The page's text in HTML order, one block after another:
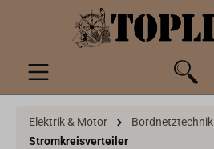
springen
Elektrik & Motor
Bordnetztechnik
Stromkreisverteiler